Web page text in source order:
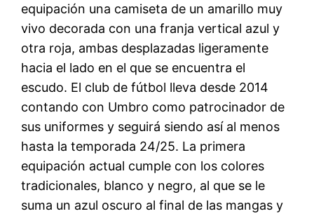
equipación una camiseta de un amarillo muy
vivo decorada con una franja vertical azul y
otra roja, ambas desplazadas ligeramente
hacia el lado en el que se encuentra el
escudo. El club de fútbol lleva desde 2014
contando con Umbro como patrocinador de
sus uniformes y seguirá siendo así al menos
hasta la temporada 24/25. La primera
equipación actual cumple con los colores
tradicionales, blanco y negro, al que se le
suma un azul oscuro al final de las mangas y